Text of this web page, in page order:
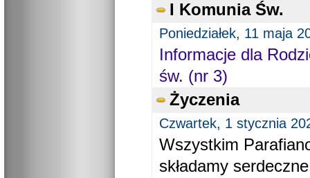
I Komunia Św.
Poniedziałek, 11 maja
Informacje dla
św. (nr 3)
Życzenia
Czwartek, 1 stycznia
Wszystkim
składamy